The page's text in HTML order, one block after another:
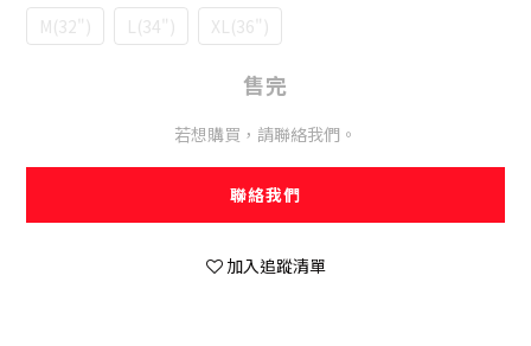
M(32") L(34") XL(36")
售完
若想購買，請聯絡我們。
聯絡我們
加入追蹤清單